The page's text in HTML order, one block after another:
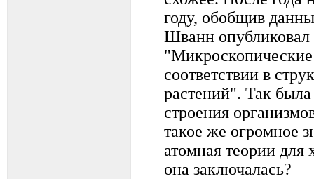
году, обобщив
Шванн
"Микроскопические
соответствии в
растений". Так была
строения
такое же огромное
атомная теории
она заключалась?